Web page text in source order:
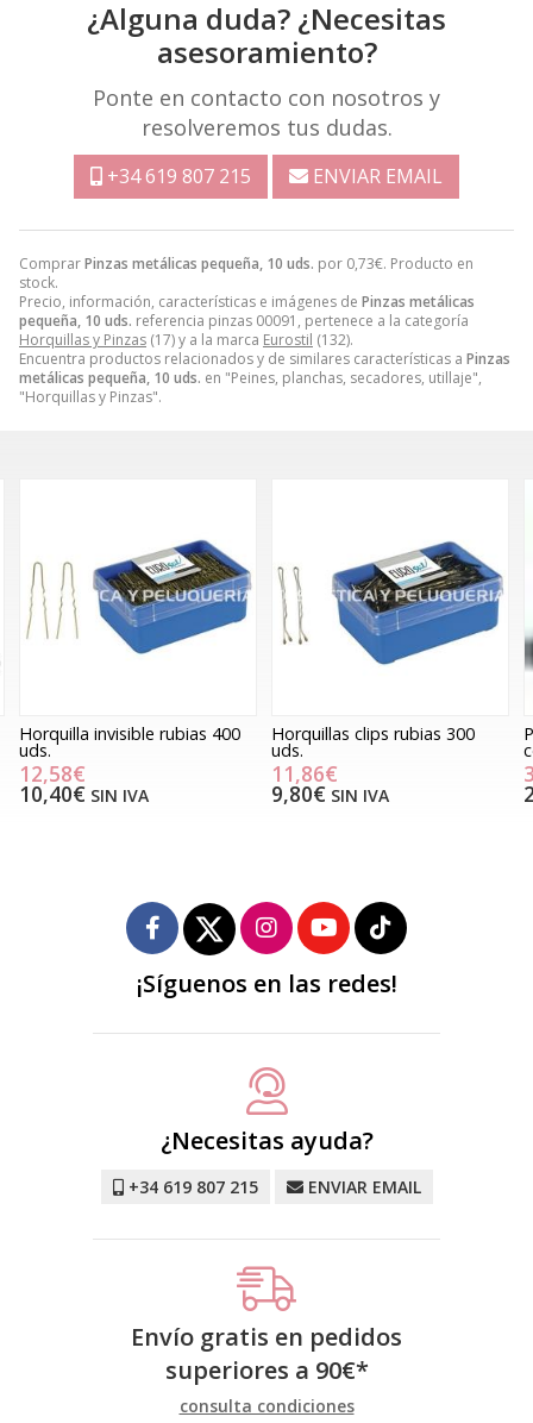
ComprarPinzas metálicas pequeña, 10 uds. por 0,73€. Producto en
stock.
Precio, información, características e imágenes de Pinzas metálicas
pequeña, 10 uds. referencia pinzas 00091, pertenece a la categoría
Horquillas y Pinzas (17) y a la marca Eurostil (132).
Encuentra productos relacionados y de similares características a Pinzas
metálicas pequeña, 10 uds. en "Peines, planchas, secadores, utillaje",
"Horquillas y Pinzas".
¿Alguna duda? ¿Necesitas
asesoramiento?
Ponte en contacto con nosotros y
resolveremos tus dudas.
+34 619 807 215 ENVIAR EMAIL
Horquillas clips rubias 300
uds.
11,86€
9,80€SIN IVA
Pinzas grapa separadoras
colores, 12 uds.
3,15€
2,60€SIN IVA
¡Síguenos en las redes!
¿Necesitas ayuda?
+34 619 807 215 ENVIAR EMAIL
Envío gratis en pedidos
superiores a 90€*
consulta condiciones